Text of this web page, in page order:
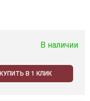
В наличии
КУПИТЬ В 1 КЛИК